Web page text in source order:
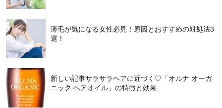
薄毛が気になる女性必見！原因とおすすめの対処法3
選！
新しい記事サラサラヘアに近づく♡「オルナ オーガ
ニック ヘアオイル」の特徴と効果